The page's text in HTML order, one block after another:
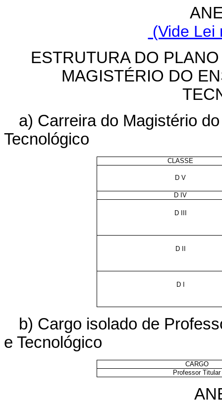
(Vide Lei
ESTRUTURA DO
MAGISTÉRIO DO
a) Carreira do Magistério
Tecnológico
CLASSE
D V
D IV
D III
D II
D I
b) Cargo isolado de
e Tecnológico
CARGO
Professor Titular